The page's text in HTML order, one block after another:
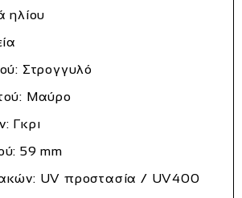
ηλίου
Στρογγυλό
Μαύρο
Γκρι
59 mm
UV προστασία / UV400